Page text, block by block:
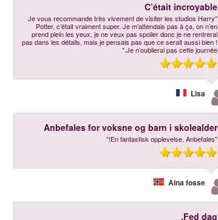
C’était incroyable
"Je vous recommande très vivement de visiter les studios Harry
Potter, c’était vraiment super. Je m’attendais pas à ça, on n’en
prend plein les yeux, je ne veux pas spoiler donc je ne rentrerai
pas dans les détails, mais je pensais pas que ce serait aussi bien !
Je n’oublierai pas cette journée."
Lisa
Anbefales for voksne og barn i skolealder
"En fantastisk opplevelse. Anbefales!"
Aina fosse
Fed dag.